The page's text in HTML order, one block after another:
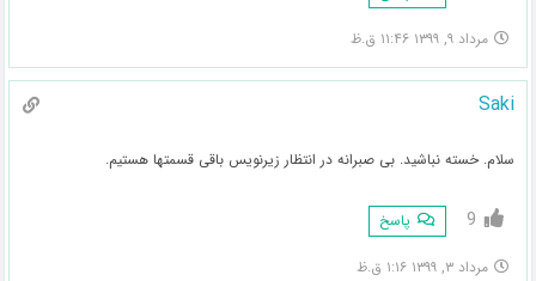
مرداد ۹, ۱۳۹۹ ۱۱:۴۶ ق.ظ
Saki
سلام. خسته نباشید. بی صبرانه در انتظار زیرنویس باقی قسمتها هستیم.
9 پاسخ
مرداد ۳, ۱۳۹۹ ۱:۱۶ ق.ظ